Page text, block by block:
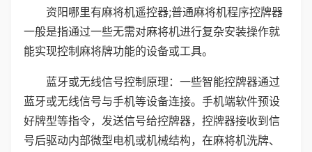
资阳哪里有麻将机遥控器;普通麻将机程序控牌器
一般是指通过一些无需对麻将机进行复杂安装操作就
能实现控制麻将牌功能的设备或工具。
蓝牙或无线信号控制原理：一些智能控牌器通过
蓝牙或无线信号与手机等设备连接。手机端软件预设
好牌型等指令，发送信号给控牌器，控牌器接收到信
号后驱动内部微型电机或机械结构，在麻将机洗牌、